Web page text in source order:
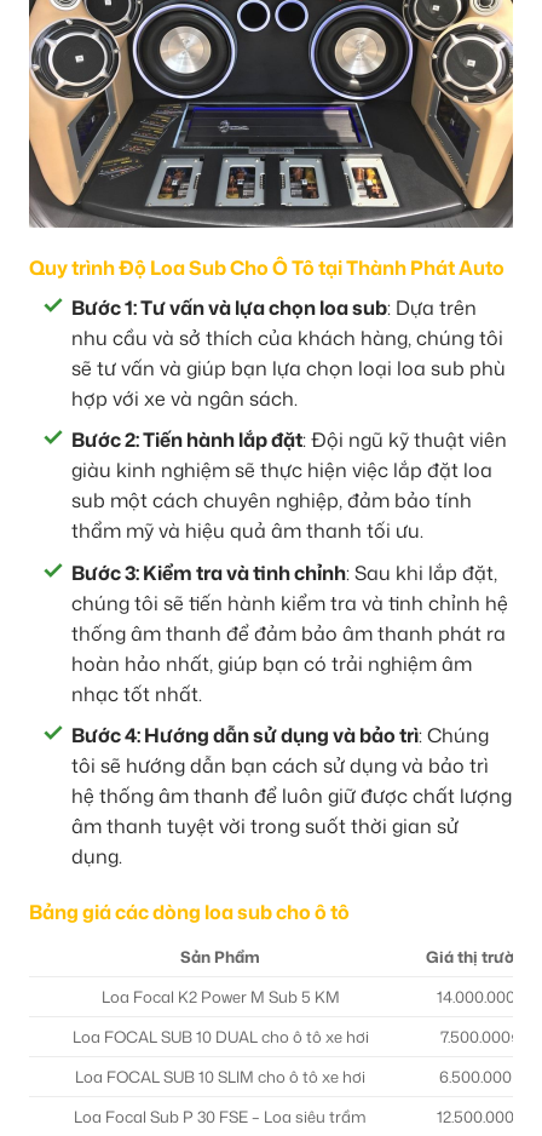
Quy trình Độ Loa Sub Cho Ô Tô tại Thành Phát Auto
Bước 1: Tư vấn và lựa chọn loa sub: Dựa trên
nhu cầu và sở thích của khách hàng, chúng tôi
sẽ tư vấn và giúp bạn lựa chọn loại loa sub phù
hợp với xe và ngân sách.
Bước 2: Tiến hành lắp đặt: Đội ngũ kỹ thuật viên
giàu kinh nghiệm sẽ thực hiện việc lắp đặt loa
sub một cách chuyên nghiệp, đảm bảo tính
thẩm mỹ và hiệu quả âm thanh tối ưu.
Bước 3: Kiểm tra và tinh chỉnh: Sau khi lắp đặt,
chúng tôi sẽ tiến hành kiểm tra và tinh chỉnh hệ
thống âm thanh để đảm bảo âm thanh phát ra
hoàn hảo nhất, giúp bạn có trải nghiệm âm
nhạc tốt nhất.
Bước 4: Hướng dẫn sử dụng và bảo trì: Chúng
tôi sẽ hướng dẫn bạn cách sử dụng và bảo trì
hệ thống âm thanh để luôn giữ được chất lượng
âm thanh tuyệt vời trong suốt thời gian sử
dụng.
Bảng giá các dòng loa sub cho ô tô
Sản Phẩm
Giá thị trường
Loa Focal K2 Power M Sub 5 KM
14.000.000₫
Loa FOCAL SUB 10 DUAL cho ô tô xe hơi
7.500.000₫
Loa FOCAL SUB 10 SLIM cho ô tô xe hơi
6.500.000₫
Loa Focal Sub P 30 FSE – Loa siêu trầm
12.500.000₫